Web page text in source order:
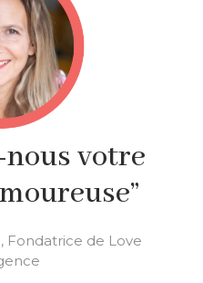
nous votre
Fondatrice de Love